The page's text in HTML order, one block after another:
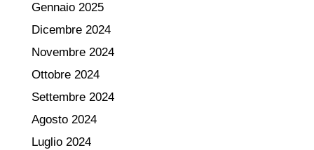
Gennaio 2025
Dicembre 2024
Novembre 2024
Ottobre 2024
Settembre 2024
Agosto 2024
Luglio 2024